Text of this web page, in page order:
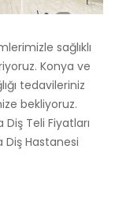
sağlıklı
Konya ve
tedavileriniz
bekliyoruz.
Teli Fiyatları
Diş Hastanesi